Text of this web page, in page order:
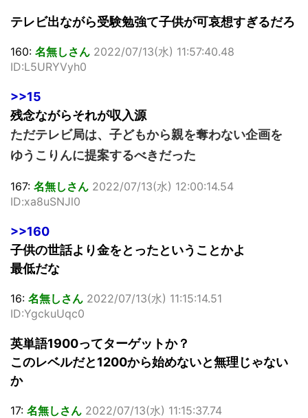
テレビ出ながら受験勉強て子供が可哀想すぎるだろ
160: 名無しさん 2022/07/13(水) 11:57:40.48
ID:L5URYVyh0
>>15
残念ながらそれが収入源
ただテレビ局は、子どもから親を奪わない企画を
ゆうこりんに提案するべきだった
167: 名無しさん 2022/07/13(水) 12:00:14.54
ID:xa8uSNJl0
>>160
子供の世話より金をとったということかよ
最低だな
16: 名無しさん 2022/07/13(水) 11:15:14.51
ID:YgckuUqc0
英単語1900ってターゲットか？
このレベルだと1200から始めないと無理じゃない
か
17: 名無しさん 2022/07/13(水) 11:15:37.74